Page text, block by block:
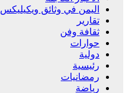
اليمن في وثائق ويكيليكس
تقارير
ثقافة وفن
حوارات
دولية
رئيسية
رمضانيات
رياضة